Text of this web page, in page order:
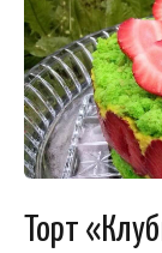
Торт